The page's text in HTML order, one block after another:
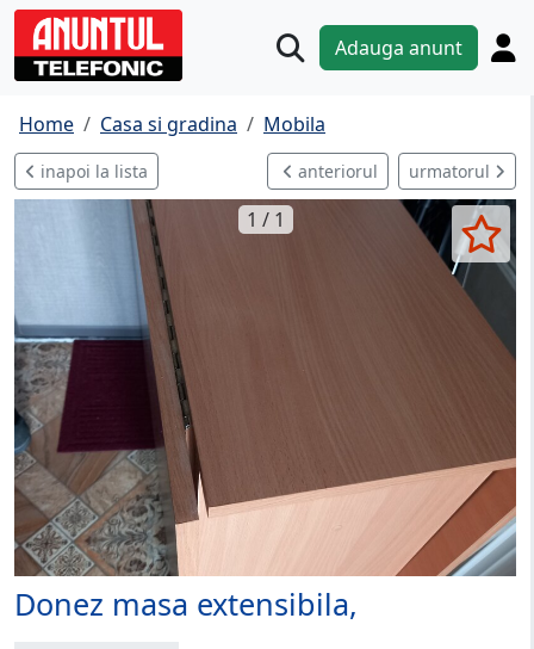
Adauga anunt
Home Casa si gradina Mobila
inapoi la lista anteriorul urmatorul
1 / 1
Donez masa extensibila,